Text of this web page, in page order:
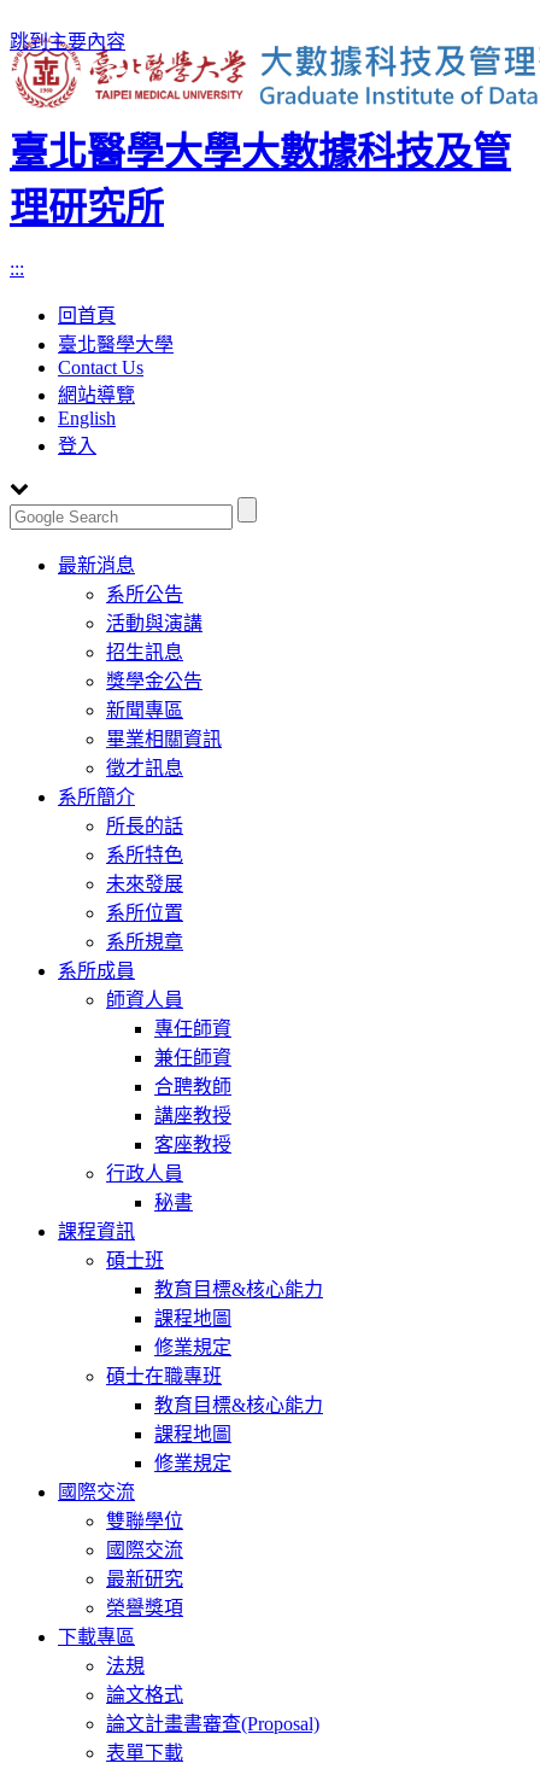
跳到主要內容
臺北醫學大學大數據科技及管
理研究所
:::
回首頁
臺北醫學大學
Contact Us
網站導覽
English
登入
Toggle
navigation
最新消息
系所公告
活動與演講
招生訊息
獎學金公告
新聞專區
畢業相關資訊
徵才訊息
系所簡介
所長的話
系所特色
未來發展
系所位置
系所規章
系所成員
師資人員
專任師資
兼任師資
合聘教師
講座教授
客座教授
行政人員
秘書
課程資訊
碩士班
教育目標&核心能力
課程地圖
修業規定
碩士在職專班
教育目標&核心能力
課程地圖
修業規定
國際交流
雙聯學位
國際交流
最新研究
榮譽獎項
下載專區
法規
論文格式
論文計畫書審查(Proposal)
表單下載